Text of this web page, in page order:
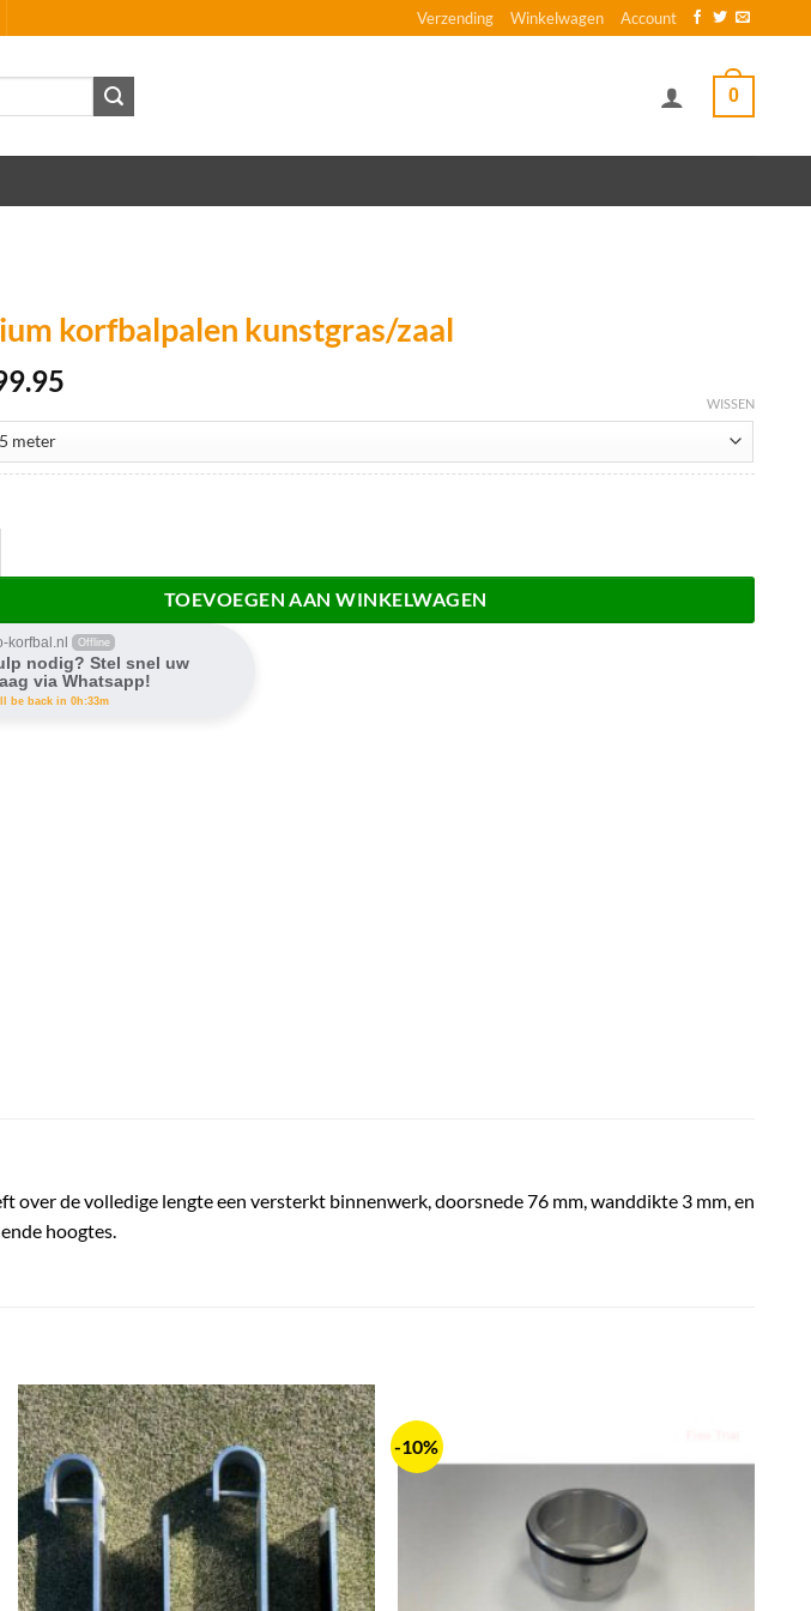
Verzending Winkelwagen Account
0
korfbalpalen kunstgras/zaal
WISSEN
TOEVOEGEN AAN WINKELWAGEN
korfbal.nl Offline
nodig? Stel snel uw
via Whatsapp!
be back in 0h:33m
de volledige lengte een versterkt binnenwerk, doorsnede 76 mm, wanddikte 3 mm, en
hoogtes.
-10%